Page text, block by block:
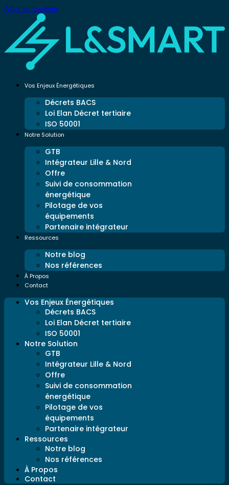
Aller au contenu
Vos Enjeux Énergétiques
Décrets BACS
Loi Elan Décret tertiaire
ISO 50001
Notre Solution
GTB
Intégrateur Lille & Nord
Offre
Suivi de consommation
énergétique
Pilotage de vos
équipements
Partenaire intégrateur
Ressources
Notre blog
Nos références
À Propos
Contact
Vos Enjeux Énergétiques
Décrets BACS
Loi Elan Décret tertiaire
ISO 50001
Notre Solution
GTB
Intégrateur Lille & Nord
Offre
Suivi de consommation
énergétique
Pilotage de vos
équipements
Partenaire intégrateur
Ressources
Notre blog
Nos références
À Propos
Contact